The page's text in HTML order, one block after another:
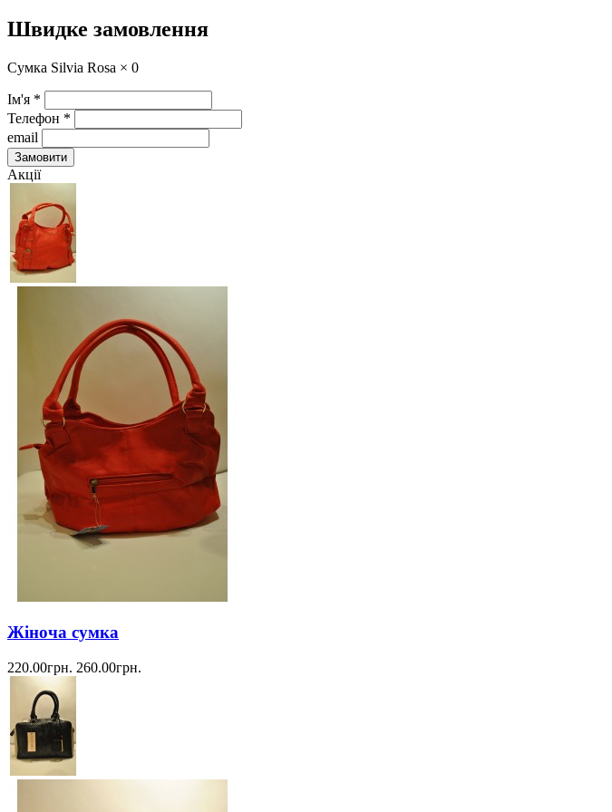
Швидке замовлення
Сумка Silvia Rosa × 0
Ім'я *
Телефон *
email
Замовити
Акції
Жіноча сумка
220.00грн. 260.00грн.